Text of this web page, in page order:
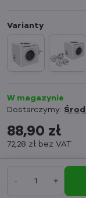
W magazynie
Dostarczymy:
88,90 zł
72,28 zł bez VAT